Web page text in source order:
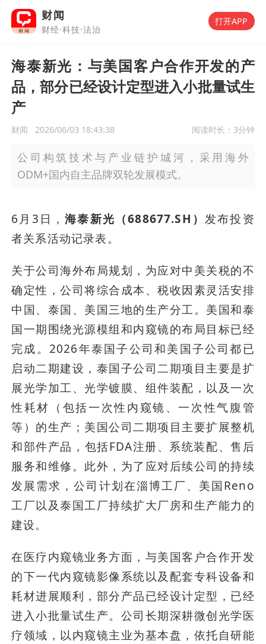
财闻
财经·科技·法治
打开APP
海泰新光：与美国客户合作开发的产
品，部分已经设计定型进入小批量试生
产
财闻 2026/06/03 18:43:38 阅读时长： 3分钟
公司构筑技术与产业链护城河，采用海外
ODM+国内自主品牌双轮发展模式。
6月3日，海泰新光（688677.SH）发布投资
者关系活动记录表。
关于公司海外布局规划，为应对中美关税的不
确定性，公司将综合成本、税收因素灵活安排
中国、泰国、美国三地的生产分工。美国和泰
国一期围绕光源模组和内窥镜的布局目标已经
完成。2026年泰国子公司和美国子公司都已
启动二期建设，泰国子公司二期项目主要是扩
展光学加工、光学镀膜、组件装配，以及一次
性耗材（包括一次性内窥镜、一次性气腹管
等）的生产；美国公司二期项目主要扩展整机
和部件产品，包括FDA注册、系统装配、售后
服务和维修。此外，为了应对后续公司的持续
发展需求，公司计划在淄博工厂、美国Reno
工厂以及泰国工厂持续扩大厂房和生产能力的
建设。
在医疗内窥镜业务方面，与美国客户合作开发
的下一代内窥镜影像系统以及配套专科设备和
耗材进展顺利，部分产品已经设计定型，已经
进入小批量试生产。公司长期深耕微创光学医
疗领域，以内窥镜主业为基本盘，依托自研能